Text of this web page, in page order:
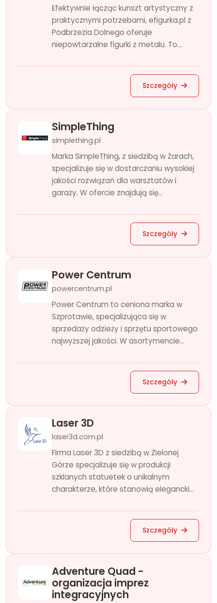
Efektywnie łącząc kunszt artystyczny z
praktycznymi potrzebami, efigurka.pl z
Podbrzezia Dolnego oferuje
niepowtarzalne figurki z metalu. To...
Szczegóły
SimpleThing
simplething.pl
Marka SimpleThing, z siedzibą w Żarach,
specjalizuje się w dostarczaniu wysokiej
jakości rozwiązań dla warsztatów i
garaży. W ofercie znajdują się...
Szczegóły
Power Centrum
powercentrum.pl
Power Centrum to ceniona marka w
Szprotawie, specjalizująca się w
sprzedaży odzieży i sprzętu sportowego
najwyższej jakości. W asortymencie...
Szczegóły
Laser 3D
laser3d.com.pl
Firma Laser 3D z siedzibą w Zielonej
Górze specjalizuje się w produkcji
szklanych statuetek o unikalnym
charakterze, które stanowią elegancki...
Szczegóły
Adventure Quad -
organizacja imprez
integracyjnych